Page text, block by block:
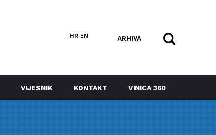
HR EN ARHIVA
VIJESNIK KONTAKT VINICA 360